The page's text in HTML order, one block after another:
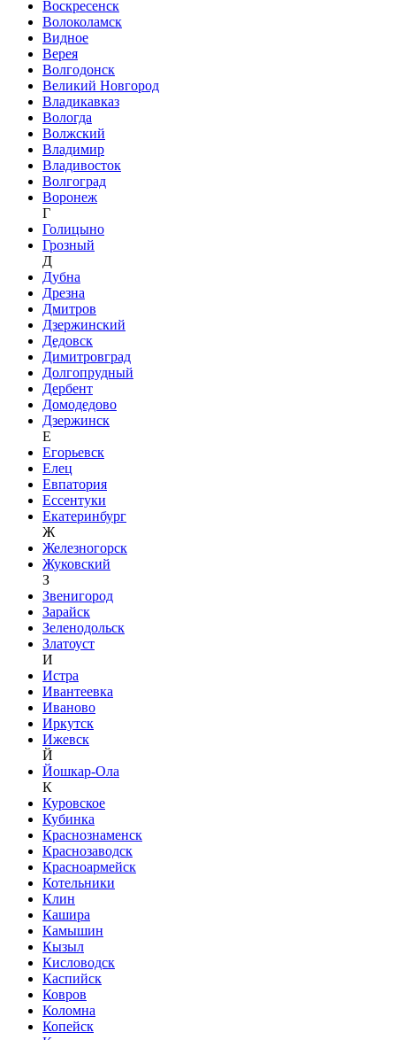
Воскресенск
Волоколамск
Видное
Верея
Волгодонск
Великий Новгород
Владикавказ
Вологда
Волжский
Владимир
Владивосток
Волгоград
Воронеж
Г
Голицыно
Грозный
Д
Дубна
Дрезна
Дмитров
Дзержинский
Дедовск
Димитровград
Долгопрудный
Дербент
Домодедово
Дзержинск
Е
Егорьевск
Елец
Евпатория
Ессентуки
Екатеринбург
Ж
Железногорск
Жуковский
З
Звенигород
Зарайск
Зеленодольск
Златоуст
И
Истра
Ивантеевка
Иваново
Иркутск
Ижевск
Й
Йошкар-Ола
К
Куровское
Кубинка
Краснознаменск
Краснозаводск
Красноармейск
Котельники
Клин
Кашира
Камышин
Кызыл
Кисловодск
Каспийск
Ковров
Коломна
Копейск